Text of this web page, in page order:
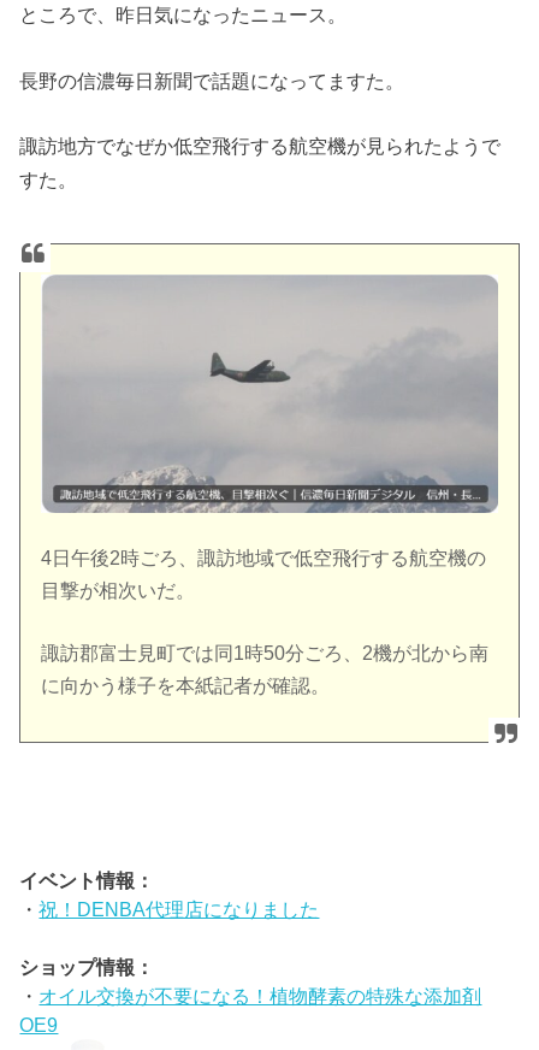
ところで、昨日気になったニュース。
長野の信濃毎日新聞で話題になってますた。
諏訪地方でなぜか低空飛行する航空機が見られたようで
すた。
4日午後2時ごろ、諏訪地域で低空飛行する航空機の
目撃が相次いだ。
諏訪郡富士見町では同1時50分ごろ、2機が北から南
に向かう様子を本紙記者が確認。
イベント情報：
・祝！DENBA代理店になりました
ショップ情報：
・ オイル交換が不要になる！植物酵素の特殊な添加剤
OE9